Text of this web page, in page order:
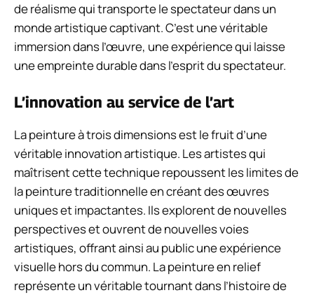
de réalisme qui transporte le spectateur dans un
monde artistique captivant. C’est une véritable
immersion dans l’œuvre, une expérience qui laisse
une empreinte durable dans l’esprit du spectateur.
L’innovation au service de l’art
La peinture à trois dimensions est le fruit d’une
véritable innovation artistique. Les artistes qui
maîtrisent cette technique repoussent les limites de
la peinture traditionnelle en créant des œuvres
uniques et impactantes. Ils explorent de nouvelles
perspectives et ouvrent de nouvelles voies
artistiques, offrant ainsi au public une expérience
visuelle hors du commun. La peinture en relief
représente un véritable tournant dans l’histoire de